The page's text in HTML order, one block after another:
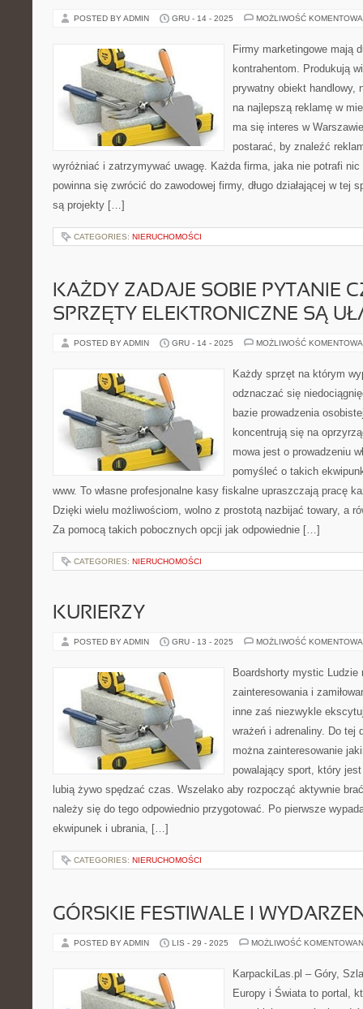
POSTED BY ADMIN GRU - 14 - 2025 MOŻLIWOŚĆ
Firmy marketingowe mają
kontrahentom. Produkują
prywatny obiekt handlowy,
na najlepszą reklamę w
ma się interes w
postarać, by znaleźć
wyróżniać i zatrzymywać uwagę. Każda firma, jaka nie potrafi
powinna się zwrócić do zawodowej firmy, długo działającej w tej
są projekty […]
CATEGORIES: NIERUCHOMOŚCI
KAŻDY ZADAJE SOBIE PYTANIE
SPRZĘTY ELEKTRONICZNE SĄ
POSTED BY ADMIN GRU - 14 - 2025 MOŻLIWOŚĆ
Każdy sprzęt na którym
odznaczać się
bazie prowadzenia
koncentrują się na
mowa jest o prowadzeniu
pomyśleć o takich
www. To własne profesjonalne kasy fiskalne upraszczają pracę
Dzięki wielu możliwościom, wolno z prostotą nazbijać towary, a
Za pomocą takich pobocznych opcji jak odpowiednie […]
CATEGORIES: NIERUCHOMOŚCI
KURIERZY
POSTED BY ADMIN GRU - 13 - 2025 MOŻLIWOŚĆ
Boardshorty mystic Ludzie
zainteresowania i
inne zaś niezwykle
wrażeń i adrenaliny. Do tej
można zainteresowanie
powalający sport, który
lubią żywo spędzać czas. Wszelako aby rozpocząć aktywnie
należy się do tego odpowiednio przygotować. Po pierwsze
ekwipunek i ubrania, […]
CATEGORIES: NIERUCHOMOŚCI
GÓRSKIE FESTIWALE I
POSTED BY ADMIN LIS - 29 - 2025 MOŻLIWOŚĆ
KarpackiLas.pl – Góry,
Europy i Świata to portal,